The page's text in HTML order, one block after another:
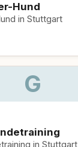
Hund
in Stuttgart
G